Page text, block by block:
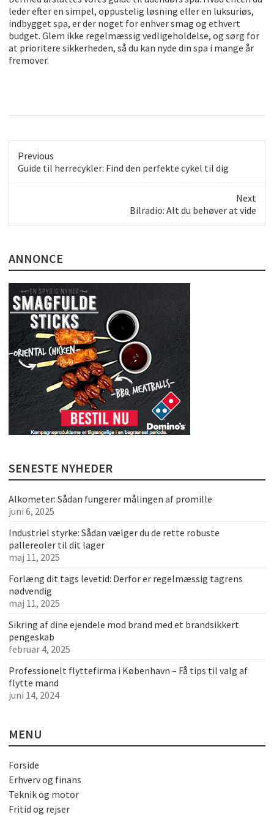
leder efter en simpel, oppustelig løsning eller en luksuriøs,
indbygget spa, er der noget for enhver smag og ethvert
budget. Glem ikke regelmæssig vedligeholdelse, og sørg for
at prioritere sikkerheden, så du kan nyde din spa i mange år
fremover.
Previous
Previous
post:
Guide til herrecykler: Find den perfekte cykel til dig
Next
post:
Bilradio: Alt du behøver at vide
ANNONCE
SENESTE NYHEDER
Alkometer: Sådan fungerer målingen af promille
juni 6, 2025
Industriel styrke: Sådan vælger du de rette robuste
pallereoler til dit lager
maj 11, 2025
Forlæng dit tags levetid: Derfor er regelmæssig tagrens
nødvendig
maj 11, 2025
Sikring af dine ejendele mod brand med et brandsikkert
pengeskab
februar 4, 2025
Professionelt flyttefirma i København – Få tips til valg af
flytte mand
juni 14, 2024
MENU
Forside
Erhverv og finans
Teknik og motor
Fritid og rejser